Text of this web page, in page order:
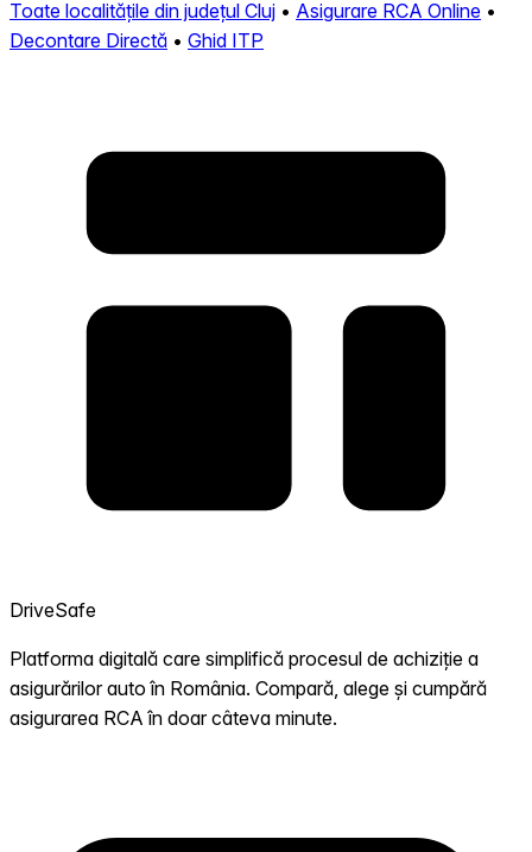
Toate localitățile din județul Cluj • Asigurare RCA Online •
Decontare Directă • Ghid ITP
DriveSafe
Platforma digitală care simplifică procesul de achiziție a
asigurărilor auto în România. Compară, alege și cumpără
asigurarea RCA în doar câteva minute.